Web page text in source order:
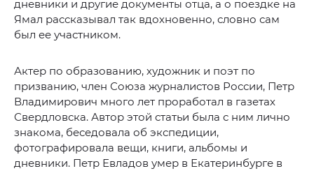
дневники и другие документы отца, а о поездке на
Ямал рассказывал так вдохновенно, словно сам
был ее участником.
Актер по образованию, художник и поэт по
призванию, член Союза журналистов России, Петр
Владимирович много лет проработал в газетах
Свердловска. Автор этой статьи была с ним лично
знакома, беседовала об экспедиции,
фотографировала вещи, книги, альбомы и
дневники. Петр Евладов умер в Екатеринбурге в